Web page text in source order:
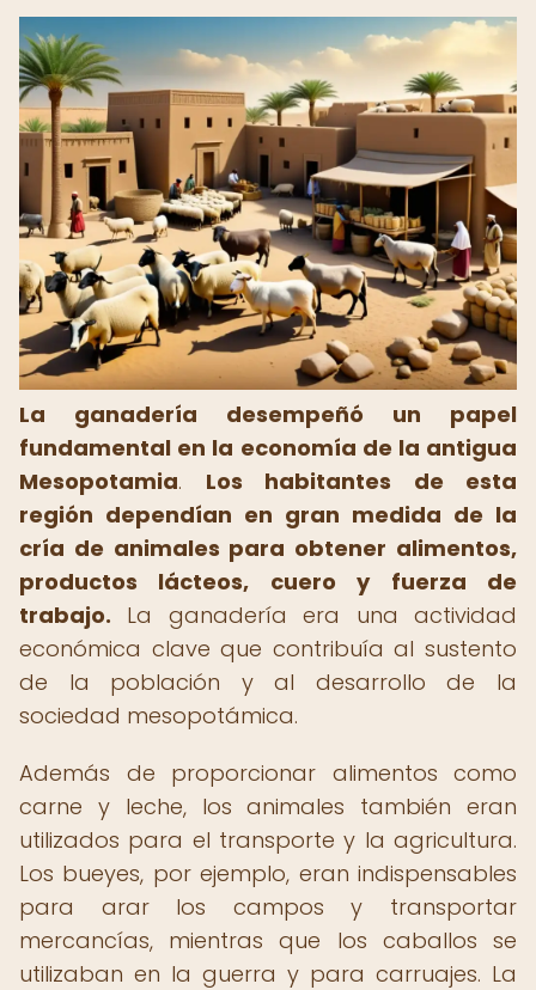
La ganadería desempeñó un papel
fundamental en la economía de la antigua
Mesopotamia. Los habitantes de esta
región dependían en gran medida de la
cría de animales para obtener alimentos,
productos lácteos, cuero y fuerza de
trabajo. La ganadería era una actividad
económica clave que contribuía al sustento
de la población y al desarrollo de la
sociedad mesopotámica.
Además de proporcionar alimentos como
carne y leche, los animales también eran
utilizados para el transporte y la agricultura.
Los bueyes, por ejemplo, eran indispensables
para arar los campos y transportar
mercancías, mientras que los caballos se
utilizaban en la guerra y para carruajes. La